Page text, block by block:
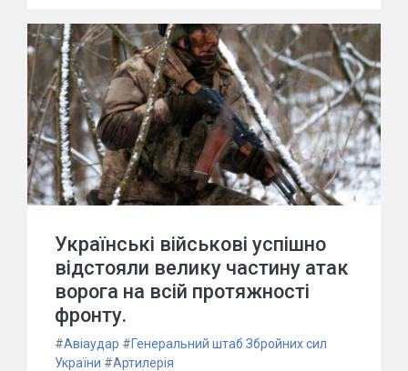
Українські військові успішно
відстояли велику частину атак
ворога на всій протяжності
фронту.
#Авіаудар #Генеральний штаб Збройних сил
України #Артилерія